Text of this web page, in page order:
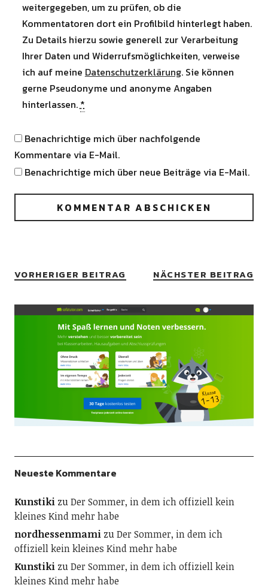
weitergegeben, um zu prüfen, ob die
Kommentatoren dort ein Profilbild hinterlegt haben.
Zu Details hierzu sowie generell zur Verarbeitung
Ihrer Daten und Widerrufsmöglichkeiten, verweise
ich auf meine Datenschutzerklärung. Sie können
gerne Pseudonyme und anonyme Angaben
hinterlassen. *
Benachrichtige mich über nachfolgende
Kommentare via E-Mail.
Benachrichtige mich über neue Beiträge via E-Mail.
VORHERIGER BEITRAG NÄCHSTER BEITRAG
Neueste Kommentare
KunstikizuDer Sommer, in dem ich offiziell kein
kleines Kind mehr habe
nordhessenmamizuDer Sommer, in dem ich
offiziell kein kleines Kind mehr habe
KunstikizuDer Sommer, in dem ich offiziell kein
kleines Kind mehr habe